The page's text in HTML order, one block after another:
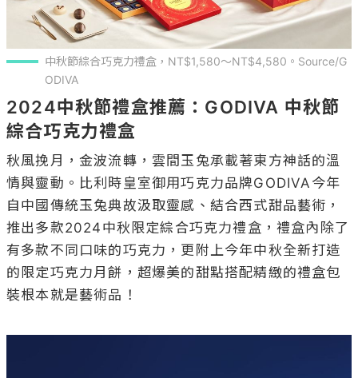
中秋節綜合巧克力禮盒，NT$1,580～NT$4,580。Source/G
ODIVA
2024中秋節禮盒推薦：GODIVA 中秋節
綜合巧克力禮盒
秋風挽月，金波流轉，雲間玉兔承載著東方神話的溫
情與靈動。比利時皇室御用巧克力品牌GODIVA今年
自中國傳統玉兔典故汲取靈感、結合西式甜品藝術，
推出多款2024中秋限定綜合巧克力禮盒，禮盒內除了
有多款不同口味的巧克力，更附上今年中秋全新打造
的限定巧克力月餅，超爆美的甜點搭配精緻的禮盒包
裝根本就是藝術品！